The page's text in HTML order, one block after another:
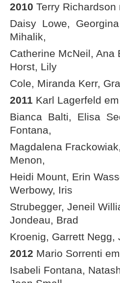
2010 Terry
Daisy Lowe,
Mihalik,
Catherine McNeil, Ana
Horst, Lily
Cole, Miranda Kerr,
2011 Karl Lagerfeld
Bianca Balti, Elisa
Fontana,
Magdalena
Menon,
Heidi Mount, Erin
Werbowy, Iris
Strubegger, Jeneil
Jondeau, Brad
Kroenig, Garrett Negg,
2012 Mario Sorrenti
Isabeli Fontana,